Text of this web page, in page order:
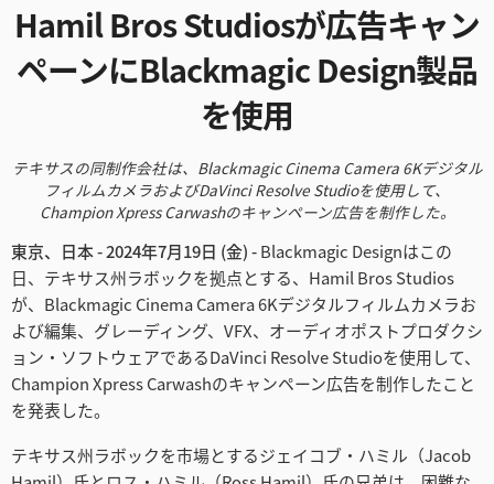
Hong Kong SAR, China
India
Italy
Japan
Korea
Malaysia
Hamil Bros Studiosが広告キャン
ペーンにBlackmagic Design製品
を使用
テキサスの同制作会社は、Blackmagic Cinema Camera 6Kデジタル
フィルムカメラおよびDaVinci Resolve Studioを使用して、
Champion Xpress Carwashのキャンペーン広告を制作した。
東京、日本 - 2024年7月19日 (金) -Blackmagic Designはこの
日、テキサス州ラボックを拠点とする、Hamil Bros Studios
が、Blackmagic Cinema Camera 6Kデジタルフィルムカメラお
よび編集、グレーディング、VFX、オーディオポストプロダクシ
ョン・ソフトウェアであるDaVinci Resolve Studioを使用して、
Champion Xpress Carwashのキャンペーン広告を制作したこと
を発表した。
テキサス州ラボックを市場とするジェイコブ・ハミル（Jacob